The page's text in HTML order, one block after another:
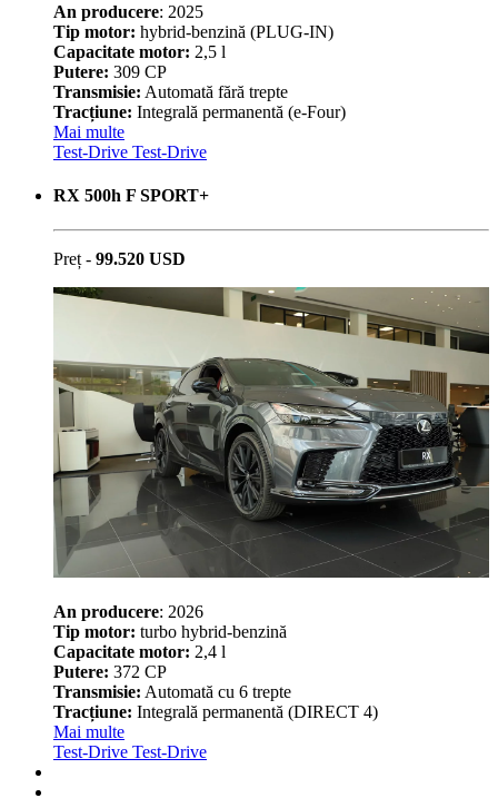
An producere: 2025
Tip motor: hybrid-benzină (PLUG-IN)
Capacitate motor: 2,5 l
Putere: 309 CP
Transmisie: Automată fără trepte
Tracțiune: Integrală permanentă (e-Four)
Mai multe
Test-Drive Test-Drive
RX 500h F SPORT+
Preț - 99.520 USD
An producere: 2026
Tip motor: turbo hybrid-benzină
Capacitate motor: 2,4 l
Putere: 372 CP
Transmisie: Automată cu 6 trepte
Tracțiune: Integrală permanentă (DIRECT 4)
Mai multe
Test-Drive Test-Drive